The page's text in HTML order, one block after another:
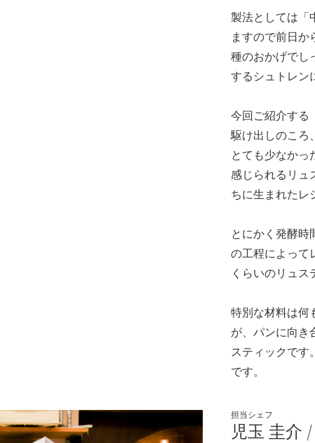
製法としては「
ますので前日か
種のおかげでし
するシュトレン
今回ご紹介する
駆け出しのころ
とても少なかっ
感じられるリュ
ちに生まれたレ
とにかく発酵時
の工程によって
くらいのリュス
特別な材料は何
が、パンに向き
スティックです
です。
担当シェフ
児玉 圭介 /
ご視聴について